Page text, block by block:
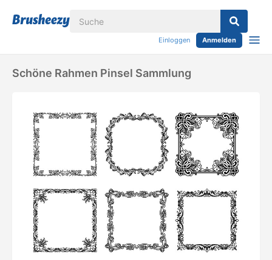
Einloggen Anmelden
Schöne Rahmen Pinsel Sammlung